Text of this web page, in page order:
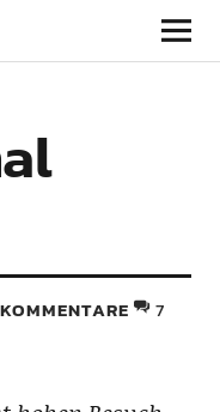
KOMMENTARE 7